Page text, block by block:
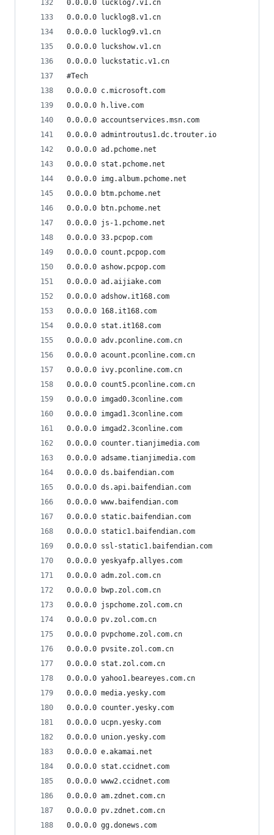
0.0.0.0 lucklog7.v1.cn
0.0.0.0 lucklog8.v1.cn
0.0.0.0 lucklog9.v1.cn
0.0.0.0 luckshow.v1.cn
0.0.0.0 luckstatic.v1.cn
#Tech
0.0.0.0 c.microsoft.com
0.0.0.0 h.live.com
0.0.0.0 accountservices.msn.com
0.0.0.0 admintroutus1.dc.trouter.io
0.0.0.0 ad.pchome.net
0.0.0.0 stat.pchome.net
0.0.0.0 img.album.pchome.net
0.0.0.0 btm.pchome.net
0.0.0.0 btn.pchome.net
0.0.0.0 js-1.pchome.net
0.0.0.0 33.pcpop.com
0.0.0.0 count.pcpop.com
0.0.0.0 ashow.pcpop.com
0.0.0.0 ad.aijiake.com
0.0.0.0 adshow.it168.com
0.0.0.0 168.it168.com
0.0.0.0 stat.it168.com
0.0.0.0 adv.pconline.com.cn
0.0.0.0 acount.pconline.com.cn
0.0.0.0 ivy.pconline.com.cn
0.0.0.0 count5.pconline.com.cn
0.0.0.0 imgad0.3conline.com
0.0.0.0 imgad1.3conline.com
0.0.0.0 imgad2.3conline.com
0.0.0.0 counter.tianjimedia.com
0.0.0.0 adsame.tianjimedia.com
0.0.0.0 ds.baifendian.com
0.0.0.0 ds.api.baifendian.com
0.0.0.0 www.baifendian.com
0.0.0.0 static.baifendian.com
0.0.0.0 static1.baifendian.com
0.0.0.0 ssl-static1.baifendian.com
0.0.0.0 yeskyafp.allyes.com
0.0.0.0 adm.zol.com.cn
0.0.0.0 bwp.zol.com.cn
0.0.0.0 jspchome.zol.com.cn
0.0.0.0 pv.zol.com.cn
0.0.0.0 pvpchome.zol.com.cn
0.0.0.0 pvsite.zol.com.cn
0.0.0.0 stat.zol.com.cn
0.0.0.0 yahoo1.beareyes.com.cn
0.0.0.0 media.yesky.com
0.0.0.0 counter.yesky.com
0.0.0.0 ucpn.yesky.com
0.0.0.0 union.yesky.com
0.0.0.0 e.akamai.net
0.0.0.0 stat.ccidnet.com
0.0.0.0 www2.ccidnet.com
0.0.0.0 am.zdnet.com.cn
0.0.0.0 pv.zdnet.com.cn
0.0.0.0 gg.donews.com